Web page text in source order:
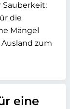
die
Mängel
zum
eine